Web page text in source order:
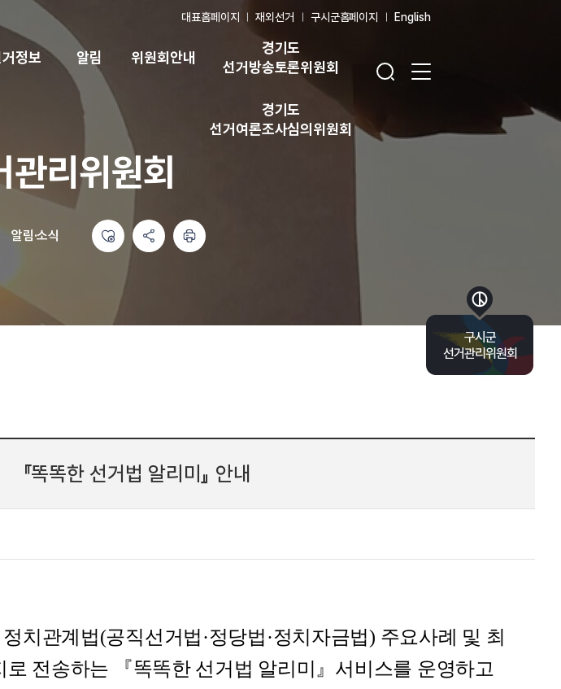
대표홈페이지 재외선거 구시군홈페이지 English
정보 알림 위원회안내
경기도
선거방송토론위원회
경기도
선거여론조사심의위원회
리위원회
알림·소식
『똑똑한 선거법 알리미』 안내
치관계법(공직선거법·정당법·정치자금법) 주요사례 및 최
전송하는 『똑똑한 선거법 알리미』서비스를 운영하고
구시군
선거관리위원회
바로가기 목록 열기